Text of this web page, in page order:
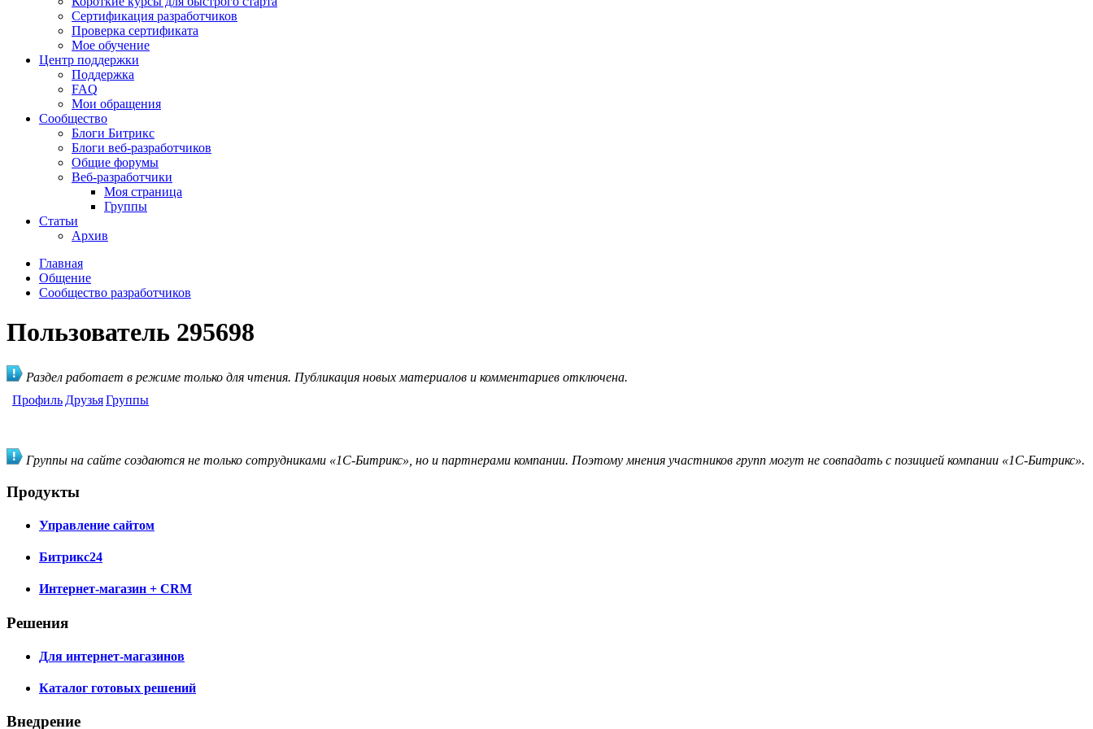
Сертификация разработчиков
Проверка сертификата
Мое обучение
Центр поддержки
Поддержка
FAQ
Мои обращения
Сообщество
Блоги Битрикс
Блоги веб-разработчиков
Общие форумы
Веб-разработчики
Моя страница
Группы
Статьи
Архив
Главная
Общение
Сообщество разработчиков
Пользователь 295698
Раздел работает в режиме только для чтения. Публикация новых материалов и комментариев отключена.
Профиль ДрузьяГруппы
Группы на сайте создаются не только сотрудниками «1С-Битрикс», но и партнерами компании. Поэтому мнения участников групп могут не совпадать с позицией компании «1С-Битрикс».
Продукты
Управление сайтом
Битрикс24
Интернет-магазин + CRM
Решения
Для интернет-магазинов
Каталог готовых решений
Внедрение